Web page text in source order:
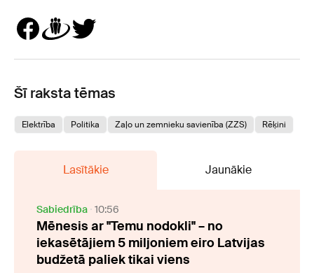
Šī raksta tēmas
Elektrība Politika Zaļo un zemnieku savienība (ZZS) Rēķini
Lasītākie Jaunākie
Sabiedrība 10:56
Mēnesis ar "Temu nodokli" – no
iekasētājiem 5 miljoniem eiro Latvijas
budžetā paliek tikai viens